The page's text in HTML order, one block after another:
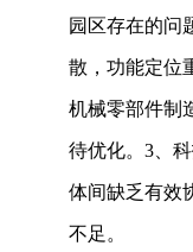
园区存在的问
散，功能定位
机械零部件制
待优化。 3 、
体间缺乏有效
不足。